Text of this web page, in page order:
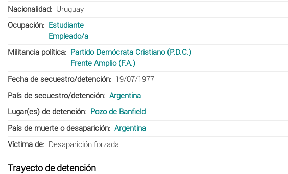
Nacionalidad
Uruguay
Ocupación
Estudiante
Empleado/a
Militancia política
Partido Demócrata Cristiano (P.D.C.)
Frente Amplio (F.A.)
Fecha de secuestro/detención
19/07/1977
País de secuestro/detención
Argentina
Lugar(es) de detención
Pozo de Banfield
País de muerte o desaparición
Argentina
Víctima de
Desaparición forzada
Trayecto de detención